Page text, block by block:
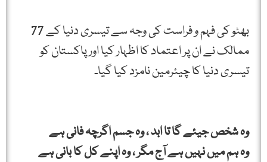
بھٹو کی فہم و فراست کی وجہ سے تیسری دنیا کے 77
ممالک نے ان پر اعتماد کا اظہار کیا اور پاکستان کو
تیسری دنیا کا چیئرمین نامزد کیا گیا۔
وہ شخص جیئے گا تا ابد ، وہ جسم اگرچہ فانی ہے
وہ ہم میں نہیں ہے آج مگر ، وہ اپنے کل کا بانی ہے